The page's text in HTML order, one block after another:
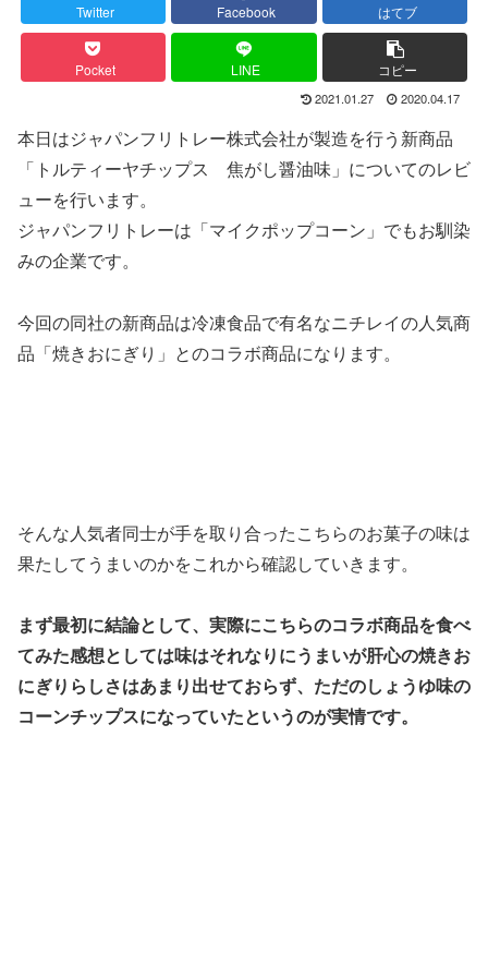
Twitter Facebook はてブ
Pocket LINE コピー
2021.01.27 2020.04.17
本日はジャパンフリトレー株式会社が製造を行う新商品
「トルティーヤチップス 焦がし醤油味」についてのレビ
ューを行います。
ジャパンフリトレーは「マイクポップコーン」でもお馴染
みの企業です。
今回の同社の新商品は冷凍食品で有名なニチレイの人気商
品「焼きおにぎり」とのコラボ商品になります。
そんな人気者同士が手を取り合ったこちらのお菓子の味は
果たしてうまいのかをこれから確認していきます。
まず最初に結論として、実際にこちらのコラボ商品を食べ
てみた感想としては味はそれなりにうまいが肝心の焼きお
にぎりらしさはあまり出せておらず、ただのしょうゆ味の
コーンチップスになっていたというのが実情です。